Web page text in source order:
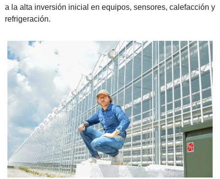
a la alta inversión inicial en equipos, sensores, calefacción y
refrigeración.